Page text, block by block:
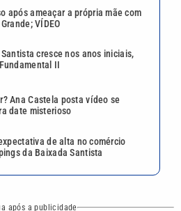
Polícia
NOS SIGA NAS